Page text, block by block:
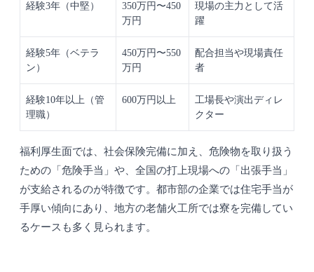
経験3年（中堅）
350万円〜450
万円
現場の主力として活
躍
経験5年（ベテラ
ン）
450万円〜550
万円
配合担当や現場責任
者
経験10年以上（管
理職）
600万円以上
工場長や演出ディレ
クター
福利厚生面では、社会保険完備に加え、危険物を取り扱う
ための「危険手当」や、全国の打上現場への「出張手当」
が支給されるのが特徴です。都市部の企業では住宅手当が
手厚い傾向にあり、地方の老舗火工所では寮を完備してい
るケースも多く見られます。